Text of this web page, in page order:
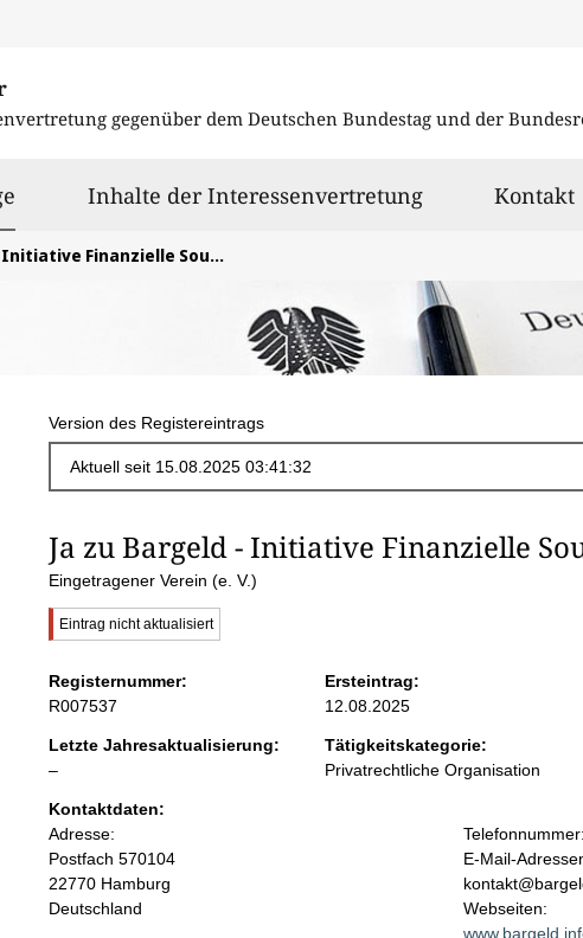
gegenüber dem Deutschen Bundestag und der
ausgewähltInhalte der Interessenvertretung Kontakt
Finanzielle Souveränität e.V.
Version des Registereintrags
S
e
i
t
e
n
i
Ja zu Bargeld - Initiative Finanzielle
Eingetragener Verein (e. V.)
W
i
h
t
g
e
H
i
n
w
e
Eintrag nicht aktualisiert
Registernummer:
R007537
Ersteintrag:
12.08.2025
Letzte Jahresaktualisierung:
–l
e
r
Tätigkeitskategorie:
Privatrechtliche Organisation
Kontaktdaten:
Adresse:
Postfach 570104
22770 Hamburg
Deutschland
K
o
n
t
a
E-Mail-
Webseiten: